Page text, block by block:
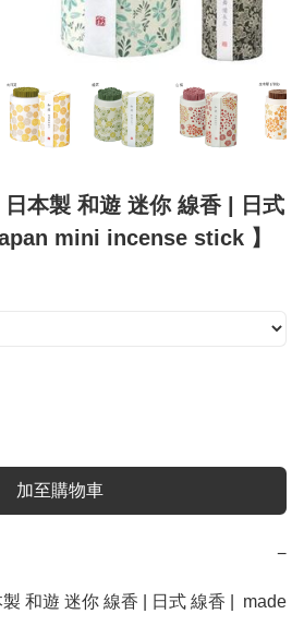
本製 和遊 迷你 線香 | 日式
mini incense stick 】
加至購物車
−
和遊 迷你 線香 | 日式 線香 |  made